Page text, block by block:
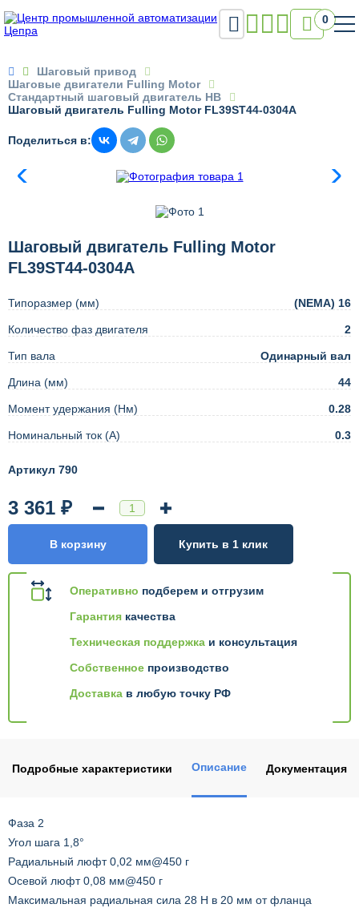
 0

Шаговый привод
Шаговые двигатели Fulling Motor
Стандартный шаговый двигатель HB
Шаговый двигатель Fulling Motor FL39ST44-0304A
Поделиться в:
Шаговый двигатель Fulling Motor
FL39ST44-0304A
Типоразмер (мм) (NEMA) 16
Количество фаз двигателя 2
Тип вала Одинарный вал
Длина (мм) 44
Момент удержания (Нм) 0.28
Номинальный ток (А) 0.3
Артикул 790
Оперативно подберем и отгрузим
Гарантия качества
Техническая поддержка и консультация
Собственное производство
Доставка в любую точку РФ
3 361 ₽
В корзину Купить в 1 клик
Подробные характеристики Описание Документация
Фаза 2
Угол шага 1,8°
Радиальный люфт 0,02 мм@450 г
Осевой люфт 0,08 мм@450 г
Максимальная радиальная сила 28 Н в 20 мм от фланца